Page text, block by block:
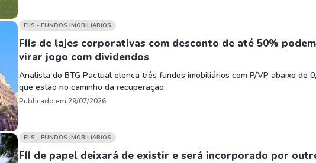
FIIS - FUNDOS IMOBILIÁRIOS
FIIs de lajes corporativas com desconto de até 50% podem
virar jogo com dividendos
Analista do BTG Pactual elenca três fundos imobiliários com P/VP abaixo de
que estão no caminho da recuperação.
Publicado em 29/07/2026
FIIS - FUNDOS IMOBILIÁRIOS
FII de papel deixará de existir e será incorporado por